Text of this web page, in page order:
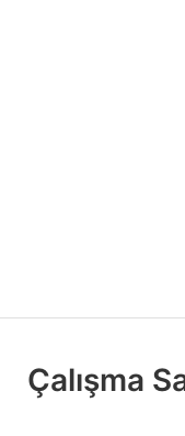
Çalışma